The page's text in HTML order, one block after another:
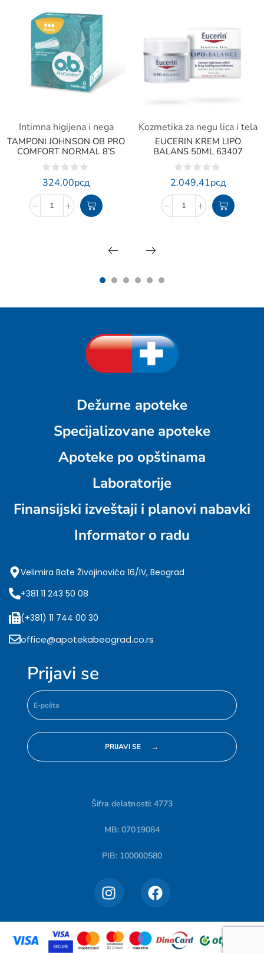
Intimna higijena i nega
TAMPONI JOHNSON OB PRO
COMFORT NORMAL 8’S
324,00рсд
Kozmetika za negu lica i tela
EUCERIN KREM LIPO
BALANS 50ML 63407
2.049,41рсд
Dežurne apoteke
Specijalizovane apoteke
Apoteke po opštinama
Laboratorije
Finansijski izveštaji i planovi nabavki
Informator o radu
Velimira Bate Živojinovića 16/IV, Beograd
+381 11 243 50 08
(+381) 11 744 00 30
office@apotekabeograd.co.rs
Prijavi se
Šifra delatnosti: 4773
MB: 07019084
PIB: 100000580